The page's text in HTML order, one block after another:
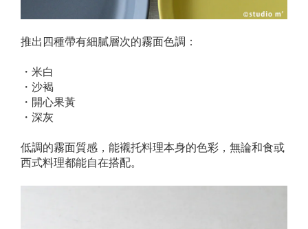
推出四種帶有細膩層次的霧面色調：
・米白
・沙褐
・開心果黃
・深灰
低調的霧面質感，能襯托料理本身的色彩，無論和食或
西式料理都能自在搭配。